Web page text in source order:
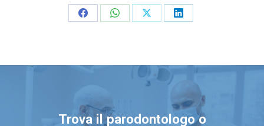
CondividiCondividiCondividiCondividi
Trova il parodontologo o